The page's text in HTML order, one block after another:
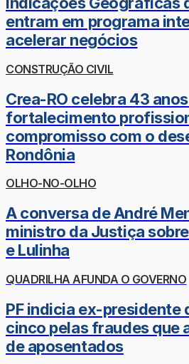
entram em programa
acelerar negócios
CONSTRUÇÃO CIVIL
Crea-RO celebra 43
fortalecimento
compromisso com o
Rondônia
OLHO-NO-OLHO
A conversa de André
ministro da Justiça
e Lulinha
QUADRILHA AFUNDA O GOVERNO
PF indicia ex-presidente
cinco pelas fraudes que
de aposentados